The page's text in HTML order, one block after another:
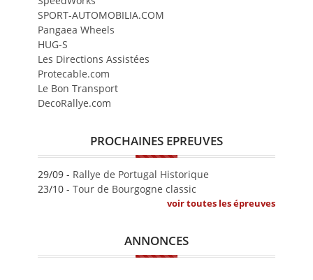
SPORT-AUTOMOBILIA.COM
Pangaea Wheels
HUG-S
Les Directions Assistées
Protecable.com
Le Bon Transport
DecoRallye.com
PROCHAINES EPREUVES
29/09 - Rallye de Portugal Historique
23/10 - Tour de Bourgogne classic
voir toutes les épreuves
ANNONCES